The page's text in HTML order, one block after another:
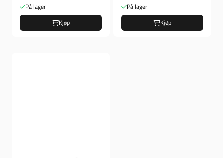
På lager
Kjøp
På lager
Kjøp